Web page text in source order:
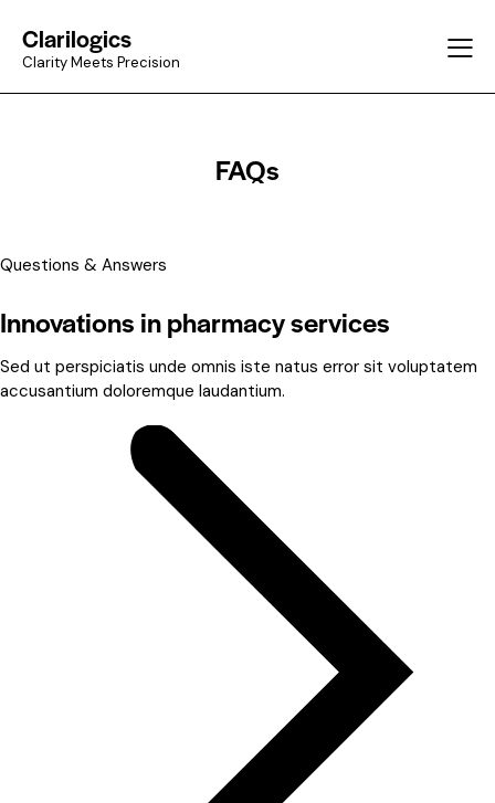
Clarilogics
Clarity Meets Precision
FAQs
Questions & Answers
Innovations in pharmacy services
Sed ut perspiciatis unde omnis iste natus error sit voluptatem
accusantium doloremque laudantium.